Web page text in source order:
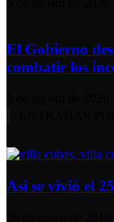
El Gobierno
combatir los
Asi se vivió el